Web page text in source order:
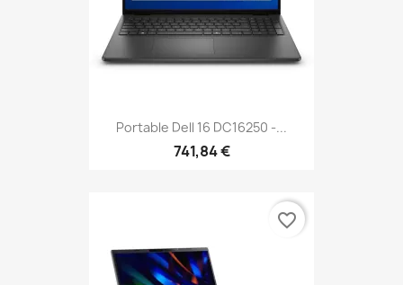
Portable Dell 16 DC16250 -...
741,84 €
favorite_border